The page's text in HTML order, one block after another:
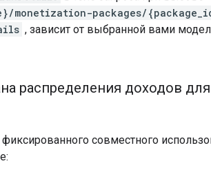
monetization-packages/
, зависит от выбранной вами
распределения доходов
совместного